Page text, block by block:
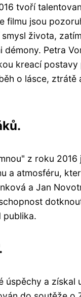
tvoří
filmu jsou
života,
Petra
kreací
o lásce,
z roku
a atmosféru,
a Jan
publika.
a